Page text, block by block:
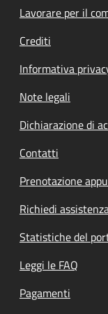
Lavorare per il
Crediti
Informativa
Note legali
Dichiarazione di
Contatti
Prenotazione
Richiedi
Statistiche del
Leggi le FAQ
Pagamenti